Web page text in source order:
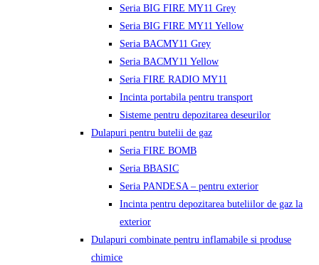
Seria BIG FIRE MY11 Grey
Seria BIG FIRE MY11 Yellow
Seria BACMY11 Grey
Seria BACMY11 Yellow
Seria FIRE RADIO MY11
Incinta portabila pentru transport
Sisteme pentru depozitarea deseurilor
Dulapuri pentru butelii de gaz
Seria FIRE BOMB
Seria BBASIC
Seria PANDESA – pentru exterior
Incinta pentru depozitarea buteliilor de gaz la
exterior
Dulapuri combinate pentru inflamabile si produse
chimice